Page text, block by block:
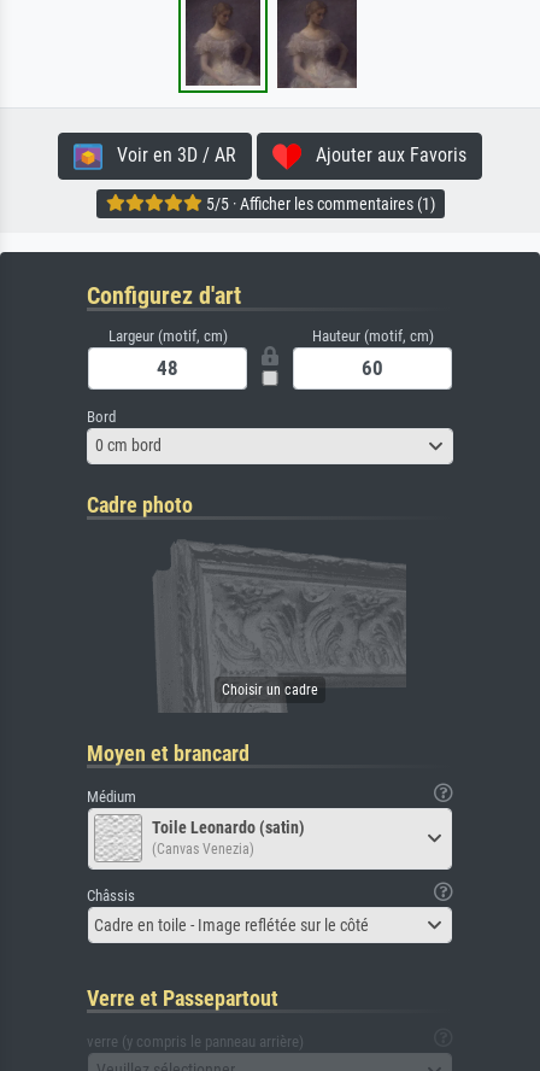
Voir en 3D / AR Ajouter aux Favoris
5/5 · Afficher les commentaires (1)
Configurez d'art
Largeur (motif, cm) Hauteur (motif, cm)
Bord
0 cm bord
Cadre photo
Moyen et brancard
Médium
Toile Leonardo (satin)
(Canvas Venezia)
Châssis
Cadre en toile - Image reflétée sur le côté
Verre et Passepartout
verre (y compris le panneau arrière)